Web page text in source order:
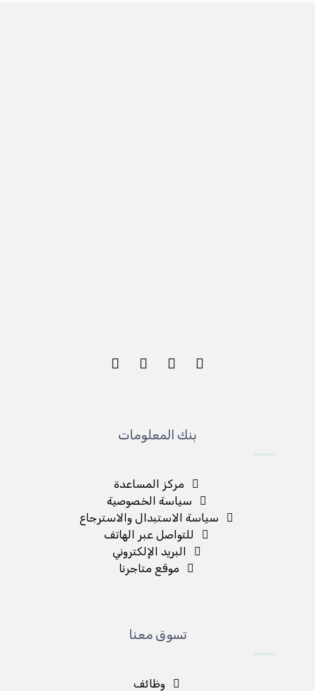
بنك المعلومات
مركز المساعدة
سياسة الخصوصية
سياسة الاستبدال والاسترجاع
للتواصل عبر الهاتف
البريد الإلكتروني
موقع متاجرنا
تسوق معنا
وظائف